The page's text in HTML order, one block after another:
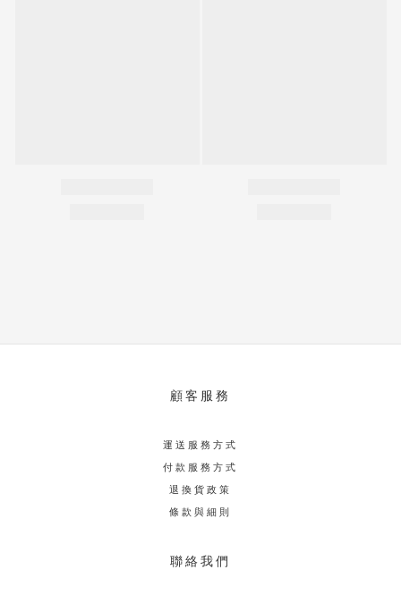
顧客服務
運送服務方式
付款服務方式
退換貨政策
條款與細則
聯絡我們